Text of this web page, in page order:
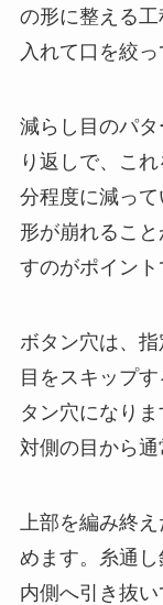
の形に整える
入れて口を絞っ
減らし目のパ
り返しで、こ
分程度に減っ
形が崩れるこ
すのがポイント
ボタン穴は、
目をスキップ
タン穴になり
対側の目から通
上部を編み終
めます。糸通
内側へ引き抜